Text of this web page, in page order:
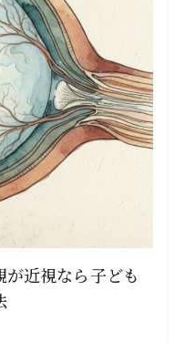
近視なら子ども